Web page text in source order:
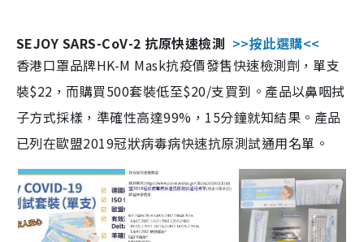
SEJOY SARS-CoV-2 抗原快速檢測 >>按此選購<<
香港口罩品牌HK-M Mask抗疫價發售快速檢測劑，單支
裝$22，而購買500套裝低至$20/支買到。產品以鼻咽拭
子方式採樣，準確性高達99%，15分鐘就知結果。產品
已列在歐盟2019冠狀病毒病快速抗原測試通用名單。